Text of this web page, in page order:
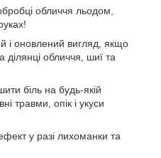
обличчя льодом,
оновлений вигляд, якщо
ділянці обличчя, шиї та
біль на будь-якій
травми, опік і укуси
у разі лихоманки та